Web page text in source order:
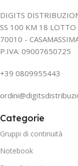
DIGITS
SS 100 KM 18
70010 -
P.IVA: 09007650725
+39 0809955443
Categorie
Gruppi di continuità
Notebook